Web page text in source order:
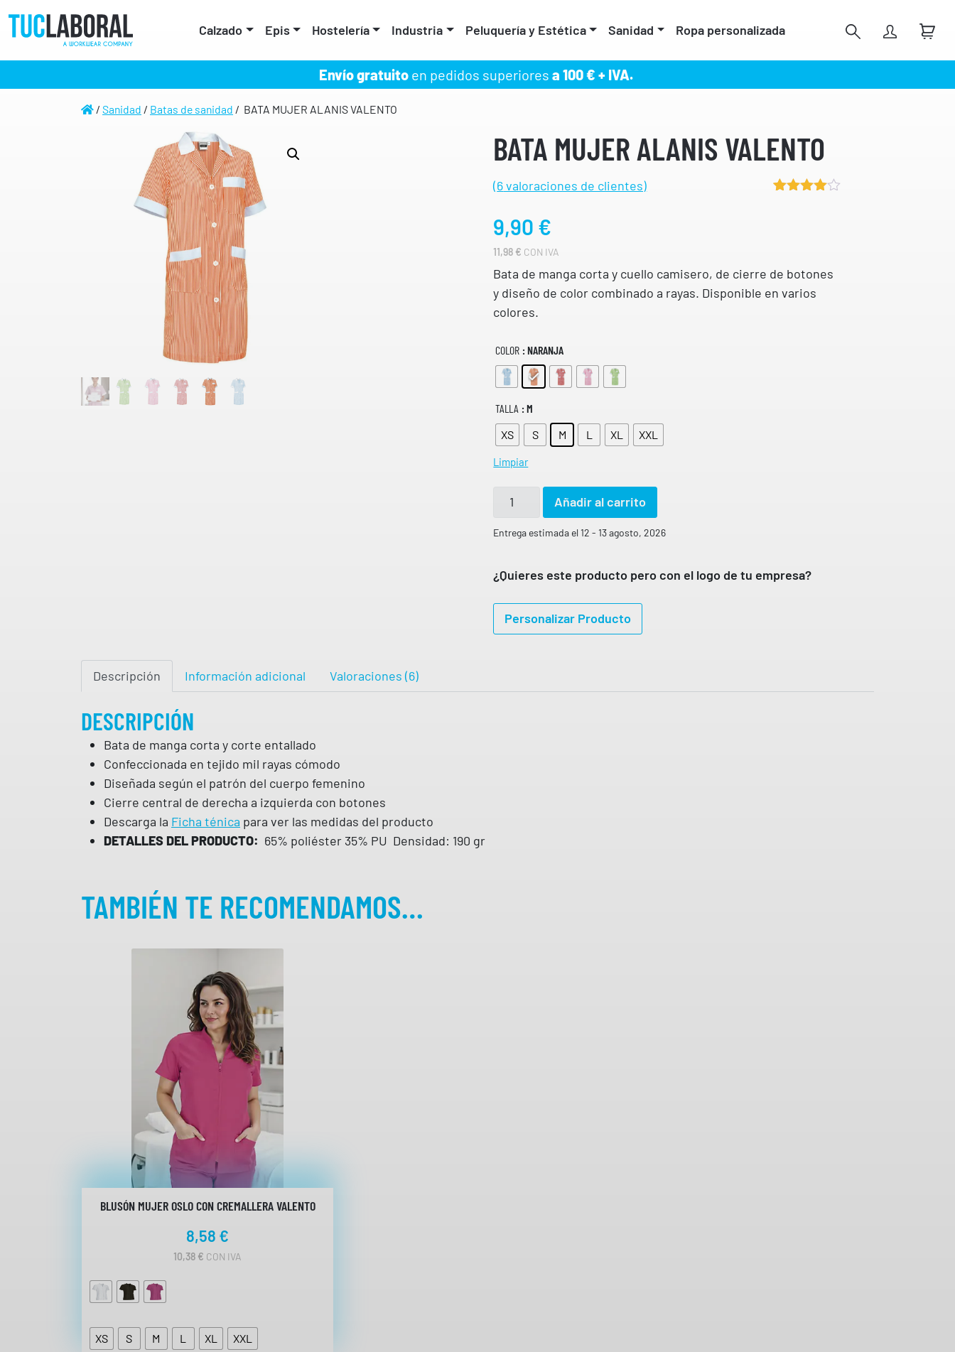
Calzado Epis Hostelería Industria Peluquería y Estética Sanidad Ropa personalizada
Envío gratuito en pedidos superiores a 100 € + IVA.
/ Sanidad / Batas de sanidad / BATA MUJER ALANIS VALENTO
BATA MUJER ALANIS VALENTO
s de
clientes
(6valoraciones de clientes)
9,90 €
11,98 € CON IVA
Bata de manga corta y cuello camisero, de cierre de botones
y diseño de color combinado a rayas. Disponible en varios
colores.
COLOR : NARANJA
TALLA : M
XS
S M L XL XXL
Limpiar
T
M
J
E
Añadir al carrito
Entrega estimada el 12 - 13 agosto, 2026
¿Quieres este producto pero con el logo de tu empresa?
Personalizar Producto
Descripción Información adicional Valoraciones (6)
DESCRIPCIÓN
Bata de manga corta y corte entallado
Confeccionada en tejido mil rayas cómodo
Diseñada según el patrón del cuerpo femenino
Cierre central de derecha a izquierda con botones
Descarga la Ficha ténica para ver las medidas del producto
DETALLES DEL PRODUCTO: 65% poliéster 35% PU Densidad: 190 gr
TAMBIÉN TE RECOMENDAMOS…
BLUSÓN MUJER OSLO CON CREMALLERA VALENTO
8,58 €
10,38 € CON IVA
XS S M L XL XXL